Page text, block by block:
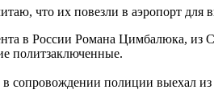
что их повезли в аэропорт для
в России Романа Цимбалюка,
политзаключенные.
сопровождении полиции выехал